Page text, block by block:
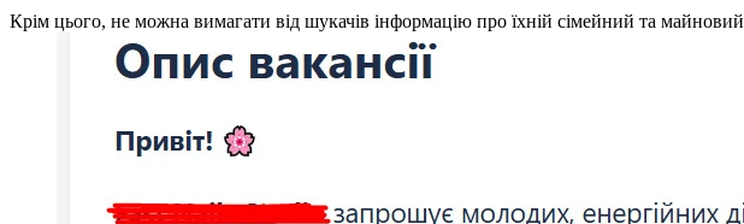
Крім цього, не можна вимагати від шукачів інформацію про їхній сімейний та